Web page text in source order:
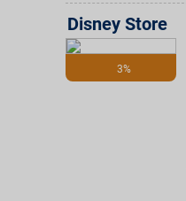
3%
Disney Store